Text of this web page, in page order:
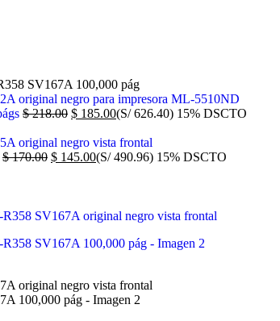
SV167A 100,000 pág
$218.00 $ 185.00(S/ 626.40) 15% DSCTO
$170.00 $ 145.00(S/ 490.96) 15% DSCTO